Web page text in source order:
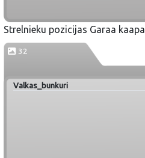
Strelnieku pozicijas Garaa kaapa
32
Valkas_bunkuri